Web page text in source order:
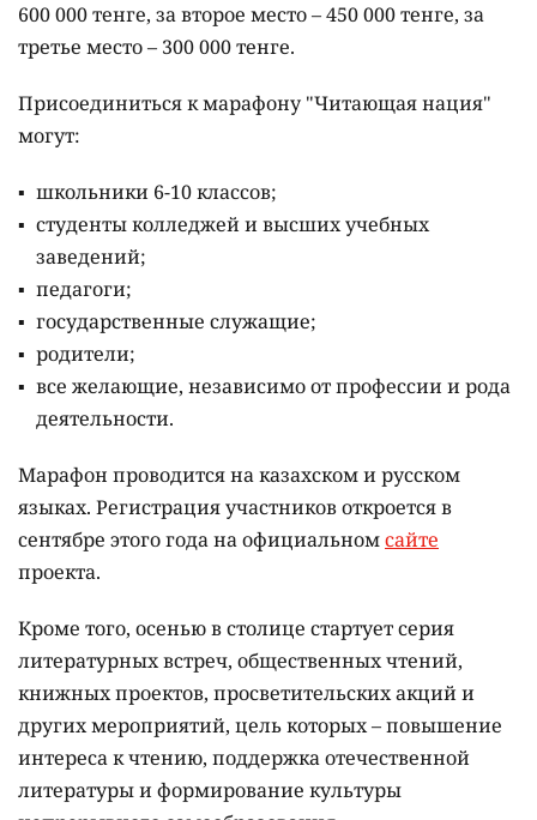
600 000 тенге, за второе место – 450 000 тенге, за
третье место – 300 000 тенге.
Присоединиться к марафону "Читающая нация"
могут:
школьники 6-10 классов;
студенты колледжей и высших учебных
заведений;
педагоги;
государственные служащие;
родители;
все желающие, независимо от профессии и рода
деятельности.
Марафон проводится на казахском и русском
языках. Регистрация участников откроется в
сентябре этого года на официальномсайте
проекта.
Кроме того, осенью в столице стартует серия
литературных встреч, общественных чтений,
книжных проектов, просветительских акций и
других мероприятий, цель которых –повышение
интереса к чтению, поддержка отечественной
литературы и формирование культуры